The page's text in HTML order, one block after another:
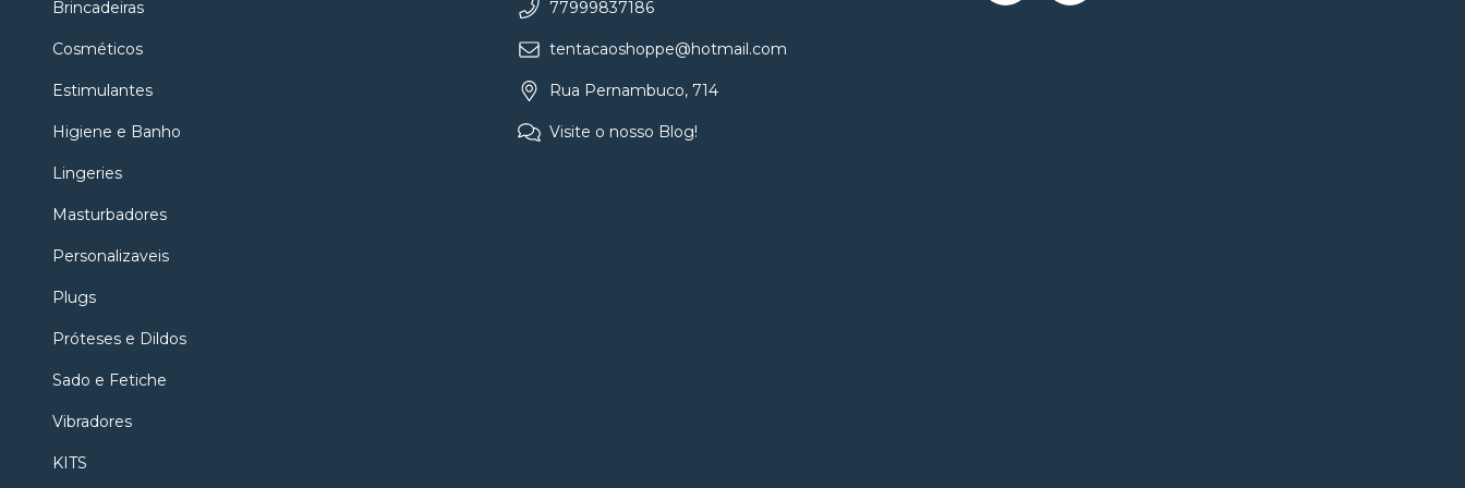
Brincadeiras
Cosméticos
Estimulantes
Higiene e Banho
Lingeries
Masturbadores
Personalizaveis
Plugs
Próteses e Dildos
Sado e Fetiche
Vibradores
KITS
77999837186
tentacaoshoppe@hotmail.com
Rua Pernambuco, 714
Visite o nosso Blog!